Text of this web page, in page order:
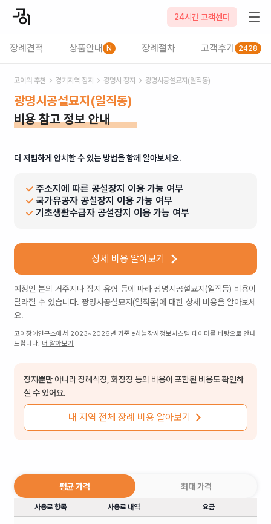
24시간 고객센터
장례견적 상품안내 N 장례절차 고객후기 2428
고이의 추천 경기 지역 장지 광명시 장지 광명시공설묘지(일직동)
광명시공설묘지(일직동)
비용 참고 정보 안내
더 저렴하게 안치할 수 있는 방법을 함께 알아보세요.
주소지에 따른 공설장지 이용 가능 여부
국가유공자 공설장지 이용 가능 여부
기초생활수급자 공설장지 이용 가능 여부
상세 비용 알아보기
예정인 분의 거주지나 장지 유형 등에 따라 광명시공설묘지(일직동) 비용이
달라질 수 있습니다. 광명시공설묘지(일직동)에 대한 상세 비용을 알아보세
요.
고이장례연구소에서 2023~2026년 기준 e하늘장사정보시스템 데이터를 바탕으로 안내
드립니다. 더 알아보기
장지뿐만 아니라 장례식장, 화장장 등의 비용이 포함된 비용도 확인하
실 수 있어요.
내 지역 전체 장례 비용 알아보기
평균 가격 최대 가격
사용료 항목 사용료 내역 요금